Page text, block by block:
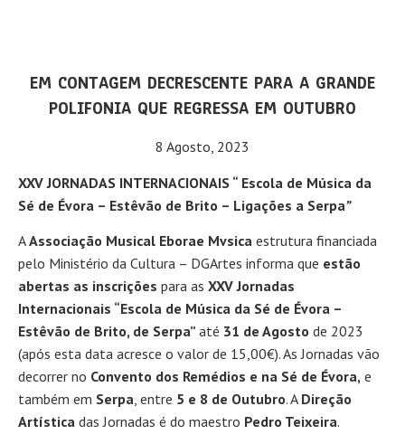
EM CONTAGEM DECRESCENTE PARA A GRANDE
POLIFONIA QUE REGRESSA EM OUTUBRO
8 Agosto, 2023
XXV JORNADAS INTERNACIONAIS “ Escola de Música da
Sé de Évora – Estêvão de Brito – Ligações a Serpa”
AAssociação Musical Eborae Mvsica estrutura financiada
pelo Ministério da Cultura – DGArtes informa que estão
abertas as inscrições para as XXV Jornadas
Internacionais “Escola de Música da Sé de Évora –
Estêvão de Brito, de Serpa” até 31 de Agosto de 2023
(após esta data acresce o valor de 15,00€). As Jornadas vão
decorrer no Convento dos Remédios e na Sé de Évora, e
também em Serpa, entre 5 e 8 de Outubro. A Direção
Artística das Jornadas é do maestro Pedro Teixeira.